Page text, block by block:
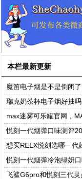
本栏最新更新
魔笛电子烟是不是倒闭
多少一支
瑞克奶茶杯电子烟好抽吗
max迷雾可乐罐官网，
可乐罐多少钱
悦刻一代烟弹口味测评
榜
想买RELX悦刻选哪一代
测评对比
悦刻一代烟弹冷泡绿妍
茶韵、冰意悠扬
飞鲨G6pro和悦刻三代